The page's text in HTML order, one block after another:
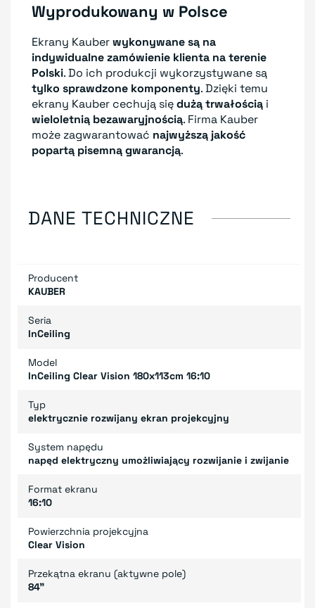
Wyprodukowany w Polsce
Ekrany Kauberwykonywane są na
indywidualne zamówienie klienta na terenie
Polski. Do ich produkcji wykorzystywane są
tylko sprawdzone komponenty. Dzięki temu
ekrany Kauber cechują siędużą trwałością i
wieloletnią bezawaryjnością. Firma Kauber
może zagwarantować najwyższą jakość
popartą pisemną gwarancją.
DANE TECHNICZNE
Producent
KAUBER
Seria
InCeiling
Model
InCeiling Clear Vision 180x113cm 16:10
Typ
elektrycznie rozwijany ekran projekcyjny
System napędu
napęd elektryczny umożliwiający rozwijanie i zwijanie
Format ekranu
16:10
Powierzchnia projekcyjna
Clear Vision
Przekątna ekranu (aktywne pole)
84"